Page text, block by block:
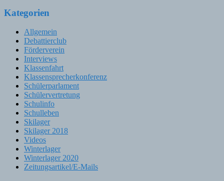
Kategorien
Allgemein
Debattierclub
Förderverein
Interviews
Klassenfahrt
Klassensprecherkonferenz
Schülerparlament
Schülervertretung
Schulinfo
Schulleben
Skilager
Skilager 2018
Videos
Winterlager
Winterlager 2020
Zeitungsartikel/E-Mails